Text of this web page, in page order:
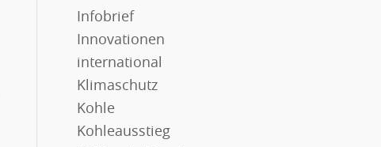
Infobrief
Innovationen
international
Klimaschutz
Kohle
Kohleausstieg